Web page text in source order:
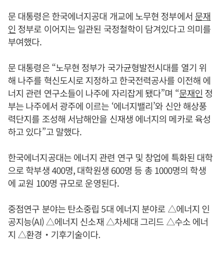
문 대통령은 한국에너지공대 개교에 노무현 정부에서 문재
인 정부로 이어지는 일관된 국정철학이 담겨있다고 의미를
부여했다.
문 대통령은 “노무현 정부가 국가균형발전시대를 열기 위
해 나주를 혁신도시로 지정하고 한국전력공사를 이전해 에
너지 관련 연구소들이 나주에 자리잡게 됐다”며 “문재인 정
부는 나주에서 광주에 이르는 ‘에너지밸리’와 신안 해상풍
력단지를 조성해 서남해안을 신재생 에너지의 메카로 육성
하고 있다”고 말했다.
한국에너지공대는 에너지 관련 연구 및 창업에 특화된 대학
으로 학부생 400명, 대학원생 600명 등 총 1000명의 학생
에 교원 100명 규모로 운영된다.
중점연구 분야는 탄소중립 5대 에너지 분야로 △에너지 인
공지능(AI) △에너지 신소재 △차세대 그리드 △수소 에너
지 △환경‧기후기술이다.